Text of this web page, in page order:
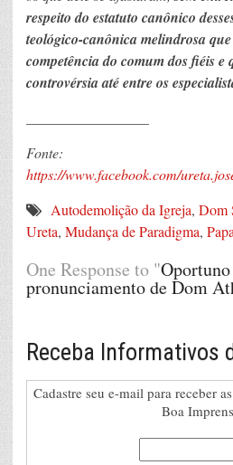
respeito do estatuto canônico
teológico-canônica melindrosa
competência do comum dos fiéis e
controvérsia até entre os
Fonte:
https://www.facebook.com/
Autodemolição da Igreja, Dom
Ureta, Mudança de Paradigma,
One Response to "
pronunciamento de Dom
Receba Informativos
Cadastre seu e-mail para receber
Boa